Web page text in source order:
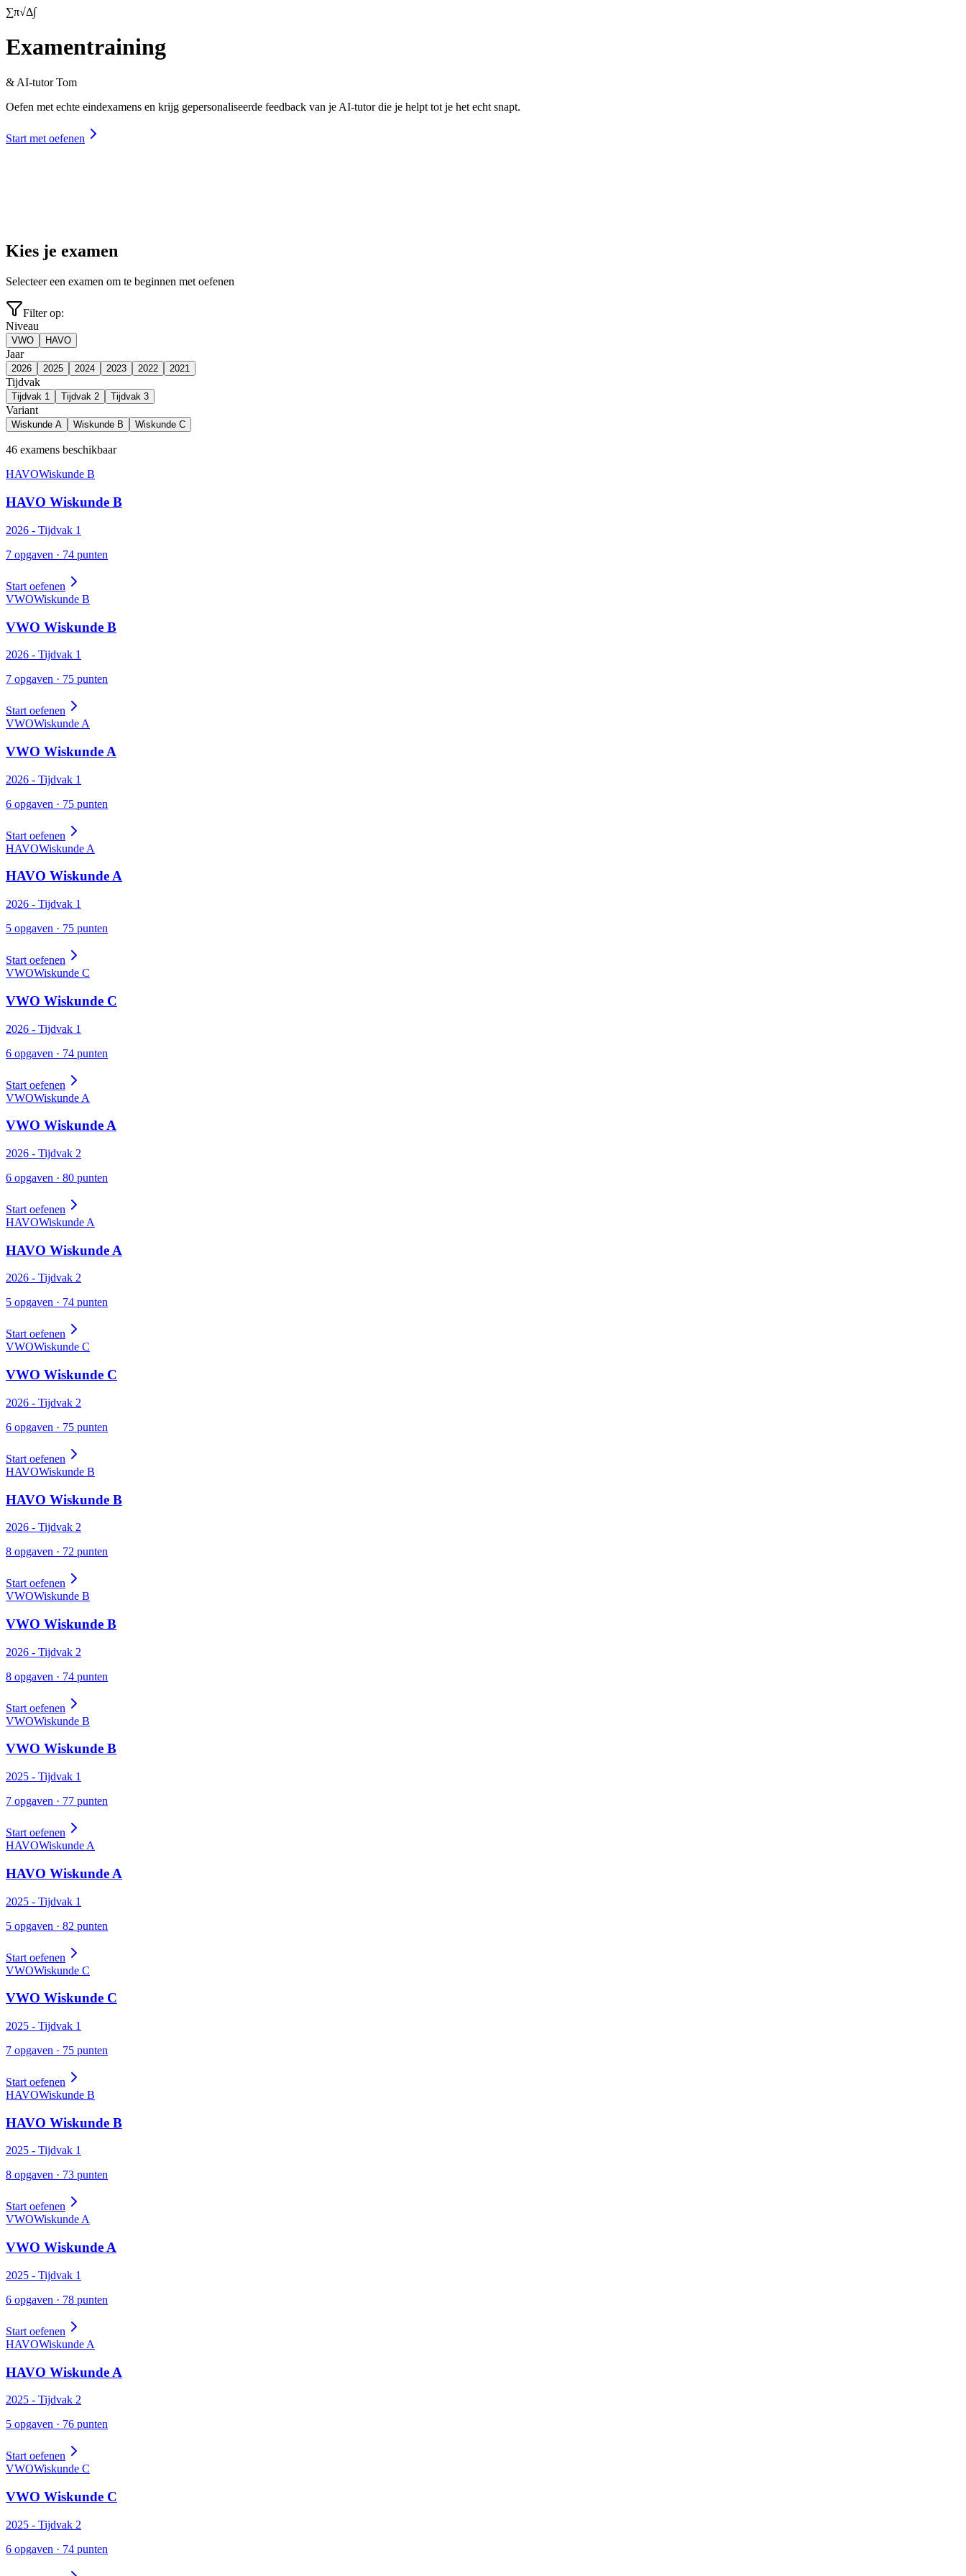
∑π√Δ∫
Examentraining
& AI-tutor Tom
Oefen met echte eindexamens en krijg gepersonaliseerde feedback van je AI-tutor die je helpt tot je het echt snapt.
Start met oefenen
Kies je examen
Selecteer een examen om te beginnen met oefenen
Filter op:
Niveau
VWO HAVO
Jaar
2026 2025 2024 2023 2022 2021
Tijdvak
Tijdvak 1 Tijdvak 2 Tijdvak 3
Variant
Wiskunde A Wiskunde B Wiskunde C
46 examens beschikbaar
HAVOWiskunde B
HAVO Wiskunde B
2026 - Tijdvak 1
7 opgaven · 74 punten
Start oefenen
VWOWiskunde B
VWO Wiskunde B
2026 - Tijdvak 1
7 opgaven · 75 punten
Start oefenen
VWOWiskunde A
VWO Wiskunde A
2026 - Tijdvak 1
6 opgaven · 75 punten
Start oefenen
HAVOWiskunde A
HAVO WiskundeA
2026 - Tijdvak 1
5 opgaven · 75 punten
Start oefenen
VWOWiskunde C
VWO Wiskunde C
2026 - Tijdvak 1
6 opgaven · 74 punten
Start oefenen
VWOWiskunde A
VWO WiskundeA
2026 - Tijdvak 2
6 opgaven · 80 punten
Start oefenen
HAVOWiskunde A
HAVO Wiskunde A
2026 - Tijdvak 2
5 opgaven · 74 punten
Start oefenen
VWOWiskunde C
VWO Wiskunde C
2026 - Tijdvak 2
6 opgaven · 75 punten
Start oefenen
HAVOWiskunde B
HAVO Wiskunde B
2026 - Tijdvak 2
8 opgaven · 72 punten
Start oefenen
VWOWiskunde B
VWO Wiskunde B
2026 - Tijdvak 2
8 opgaven · 74 punten
Start oefenen
VWOWiskunde B
VWO Wiskunde B
2025 - Tijdvak 1
7 opgaven · 77 punten
Start oefenen
HAVOWiskunde A
HAVO Wiskunde A
2025 - Tijdvak 1
5 opgaven · 82 punten
Start oefenen
VWOWiskunde C
VWO Wiskunde C
2025 - Tijdvak 1
7 opgaven · 75 punten
Start oefenen
HAVOWiskunde B
HAVO Wiskunde B
2025 - Tijdvak 1
8 opgaven · 73 punten
Start oefenen
VWOWiskundeA
VWO Wiskunde A
2025 - Tijdvak 1
6 opgaven · 78 punten
Start oefenen
HAVOWiskunde A
HAVO Wiskunde A
2025 - Tijdvak 2
5 opgaven · 76 punten
Start oefenen
VWOWiskunde C
VWO Wiskunde C
2025 - Tijdvak 2
6 opgaven · 74 punten